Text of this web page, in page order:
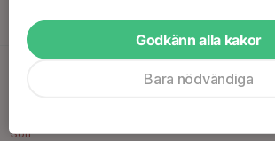
Fre
Sön
Godkänn alla kakor
Bara nödvändiga